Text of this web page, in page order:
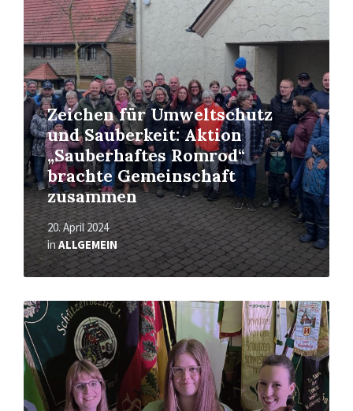
Zeichen für Umweltschutz
und Sauberkeit: Aktion
„Sauberhaftes Romrod“
brachte Gemeinschaft
zusammen
20. April 2024
inALLGEMEIN
Read
More